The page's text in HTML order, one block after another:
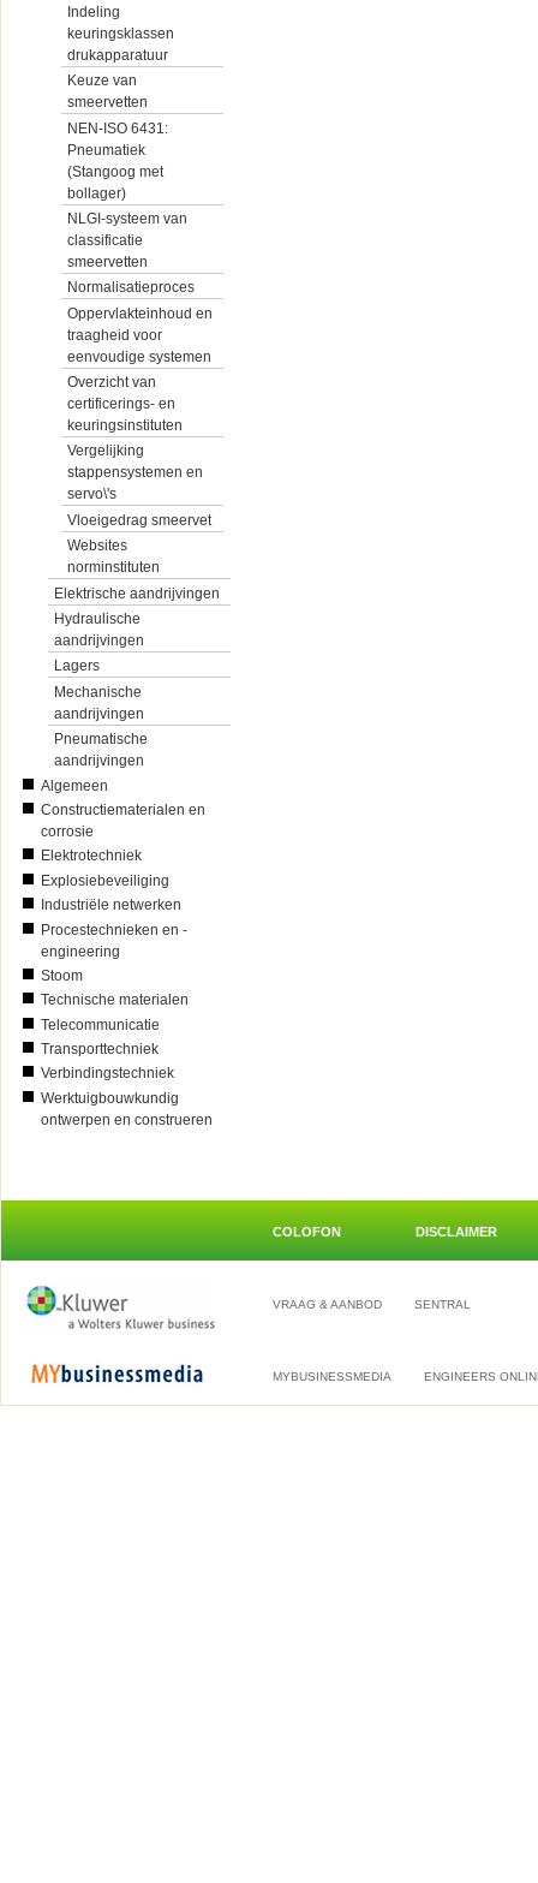
Indeling
keuringsklassen
drukapparatuur
Keuze van
smeervetten
NEN-ISO 6431:
Pneumatiek
(Stangoog met
bollager)
NLGI-systeem van
classificatie
smeervetten
Normalisatieproces
Oppervlakteinhoud en
traagheid voor
eenvoudige systemen
Overzicht van
certificerings- en
keuringsinstituten
Vergelijking
stappensystemen en
servo\'s
Vloeigedrag smeervet
Websites
norminstituten
Elektrische aandrijvingen
Hydraulische
aandrijvingen
Lagers
Mechanische
aandrijvingen
Pneumatische
aandrijvingen
Algemeen
Constructiematerialen en
corrosie
Elektrotechniek
Explosiebeveiliging
Industriële netwerken
Procestechnieken en -
engineering
Stoom
Technische materialen
Telecommunicatie
Transporttechniek
Verbindingstechniek
Werktuigbouwkundig
ontwerpen en construeren
COLOFON DISCLAIMER
VRAAG & AANBOD SENTRAL
MYBUSINESSMEDIA ENGINEERS